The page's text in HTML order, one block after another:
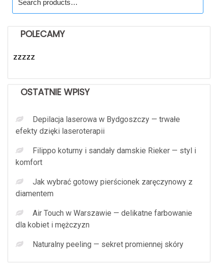
for:
POLECAMY
zzzzz
OSTATNIE WPISY
Depilacja laserowa w Bydgoszczy — trwałe
efekty dzięki laseroterapii
Filippo koturny i sandały damskie Rieker — styl i
komfort
Jak wybrać gotowy pierścionek zaręczynowy z
diamentem
Air Touch w Warszawie — delikatne farbowanie
dla kobiet i mężczyzn
Naturalny peeling — sekret promiennej skóry